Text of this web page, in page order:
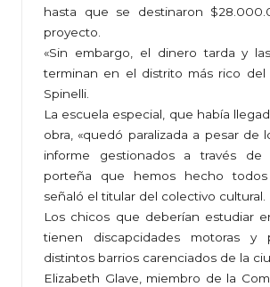
hasta que se destinaron
proyecto.
«Sin embargo, el dinero tarda y
terminan en el distrito más rico del
Spinelli.
La escuela especial, que había
obra, «quedó paralizada a pesar de
informe gestionados a través de
porteña que hemos hecho todos
señaló el titular del colectivo cultural.
Los chicos que deberían estudiar
tienen discapcidades motoras y
distintos barrios carenciados de la
Elizabeth Glave, miembro de la